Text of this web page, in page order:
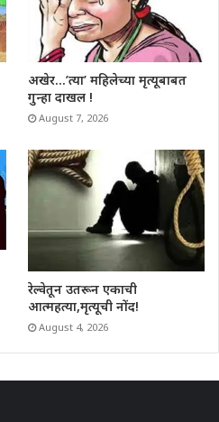
अखेर…’त्या’ महिलेच्या मृत्यूबाबत
गुन्हा दाखल !
August 7, 2026
रेल्वेतून उतरून एकाची
आत्महत्या,मृत्यूची नोंद!
August 4, 2026